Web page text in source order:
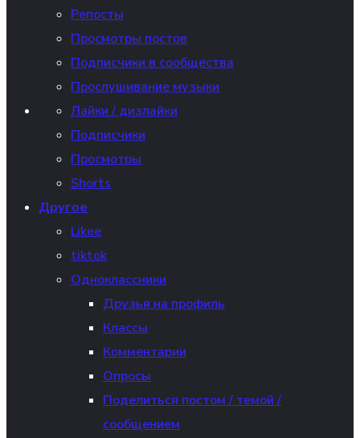
Репосты
Просмотры постов
Подписчики в сообщества
Прослушивание музыки
Лайки / дизлайки
Подписчики
Просмотры
Shorts
Другое
Likee
tiktok
Одноклассники
Друзья на профиль
Классы
Комментарии
Опросы
Поделиться постом / темой /
сообщением